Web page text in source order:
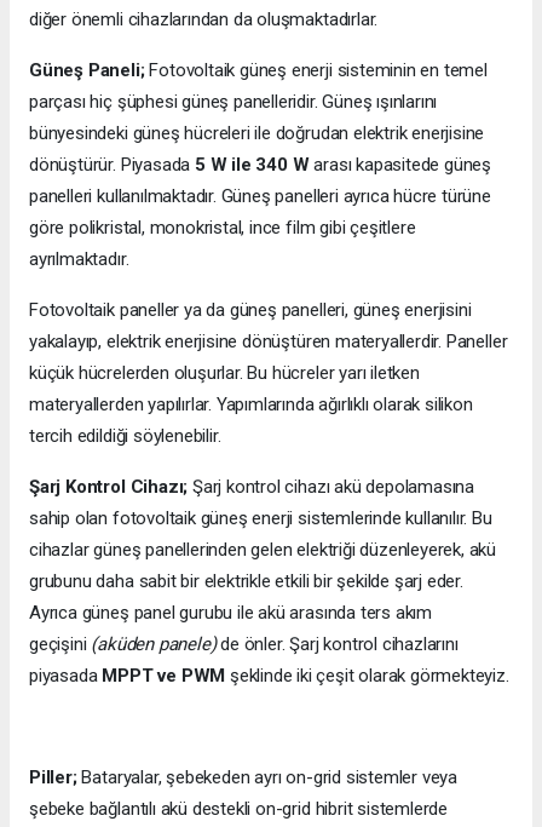
diğer önemli cihazlarından da oluşmaktadırlar.
Güneş Paneli;Fotovoltaik güneş enerji sisteminin en temel
parçası hiç şüphesi güneş panelleridir. Güneş ışınlarını
bünyesindeki güneş hücreleri ile doğrudan elektrik enerjisine
dönüştürür. Piyasada 5 W ile 340 Warası kapasitede güneş
panelleri kullanılmaktadır. Güneş panelleri ayrıca hücre türüne
göre polikristal, monokristal, ince film gibi çeşitlere
ayrılmaktadır.
Fotovoltaik paneller ya da güneş panelleri, güneş enerjisini
yakalayıp, elektrik enerjisine dönüştüren materyallerdir. Paneller
küçük hücrelerden oluşurlar. Bu hücreler yarı iletken
materyallerden yapılırlar. Yapımlarında ağırlıklı olarak silikon
tercih edildiği söylenebilir.
Şarj Kontrol Cihazı; Şarj kontrol cihazı akü depolamasına
sahip olan fotovoltaik güneş enerji sistemlerinde kullanılır. Bu
cihazlar güneş panellerinden gelen elektriği düzenleyerek, akü
grubunu daha sabit bir elektrikle etkili bir şekilde şarj eder.
Ayrıca güneş panel gurubu ile akü arasında ters akım
geçişini (aküden panele)de önler. Şarj kontrol cihazlarını
piyasada MPPT ve PWM şeklinde iki çeşit olarak görmekteyiz.
Piller;Bataryalar, şebekeden ayrı on-grid sistemler veya
şebeke bağlantılı akü destekli on-grid hibrit sistemlerde